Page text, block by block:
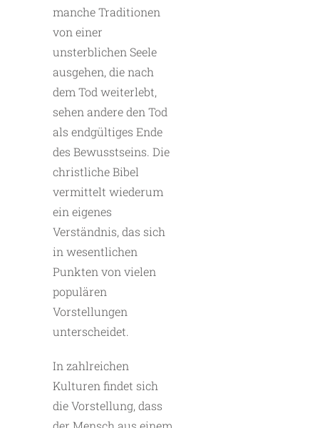
manche Traditionen
von einer
unsterblichen Seele
ausgehen, die nach
dem Tod weiterlebt,
sehen andere den Tod
als endgültiges Ende
des Bewusstseins. Die
christliche Bibel
vermittelt wiederum
ein eigenes
Verständnis, das sich
in wesentlichen
Punkten von vielen
populären
Vorstellungen
unterscheidet.
In zahlreichen
Kulturen findet sich
die Vorstellung, dass